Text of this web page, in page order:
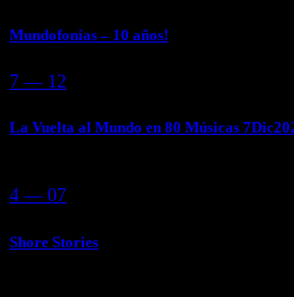
Mundofonías – 10 años!
7 — 12
La Vuelta al Mundo en 80 Músicas
4 — 07
Shore Stories